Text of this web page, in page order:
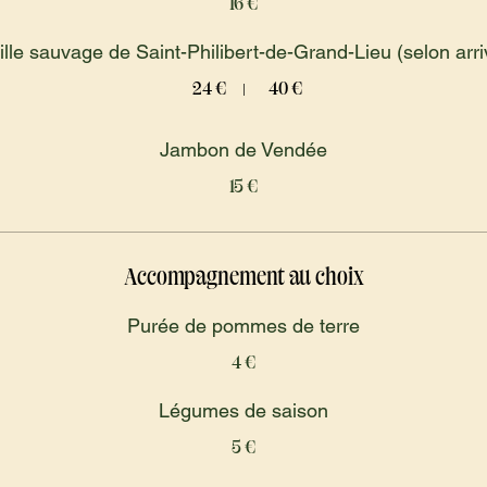
16 €
sauvage de Saint-Philibert-de-Grand-Lieu (selon
24 € 40 €
Jambon de Vendée
15 €
Accompagnement au choix
Purée de pommes de terre
4 €
Légumes de saison
5 €